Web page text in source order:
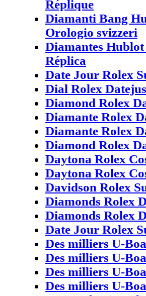
Réplique
Diamanti Bang
Orologio svizzeri
Diamantes
Réplica
Date Jour Rolex
Dial Rolex
Diamond Rolex
Diamante Rolex
Diamante Rolex
Diamond Rolex
Daytona Rolex
Daytona Rolex
Davidson Rolex
Diamonds Rolex
Diamonds Rolex
Date Jour Rolex
Des milliers U-
Des milliers U-
Des milliers U-
Des milliers U-